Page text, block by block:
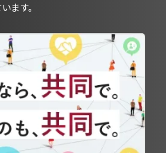
ます。